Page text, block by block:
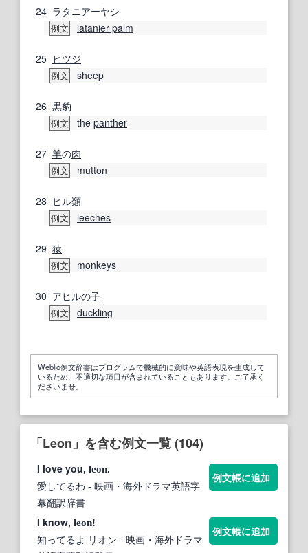
24 ラタニアーヤシ
例文 latanier palm
25 ヒツジ
例文 sheep
26 黒豹
例文 the panther
27 羊の肉
例文 mutton
28 ヒル類
例文 leeches
29 猿
例文 monkeys
30 アヒルの子
例文 duckling
Weblio例文辞書はプログラムで機械的に意味や英語表現を生成して
いるため、不適切な項目が含まれていることもあります。ご了承く
ださいませ。
「Leon」を含む例文一覧 (104)
I love you, leon.
愛してるわ - 映画・海外ドラマ英語字
幕翻訳辞書
例文帳に追加
I know, leon!
知ってるよ リオン - 映画・海外ドラマ
例文帳に追加